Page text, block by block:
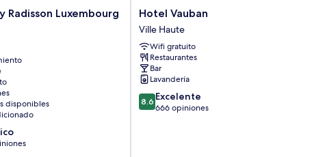
Radisson Luxembourg
disponibles
Hotel
Vauban
Ville
Haute
Hotel Vauban
Ville Haute
Wifi gratuito
Restaurantes
Bar
Lavandería
8.6
de
8.6 Excelente
666 opiniones